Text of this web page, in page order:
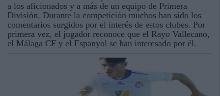
a los aficionados y a más de un equipo de Primera
División. Durante la competición muchos han sido los
comentarios surgidos por el interés de estos clubes. Por
primera vez, el jugador reconoce que el Rayo Vallecano,
el Málaga CF y el Espanyol se han interesado por él.